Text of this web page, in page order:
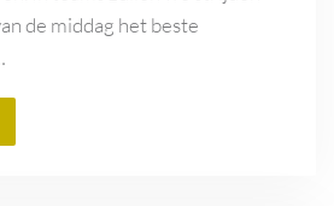
de middag het beste